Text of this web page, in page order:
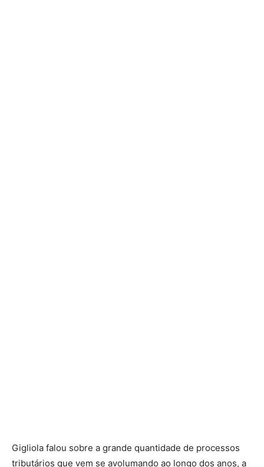
Gigliola falou sobre a grande quantidade de processos
tributários que vem se avolumando ao longo dos anos, a